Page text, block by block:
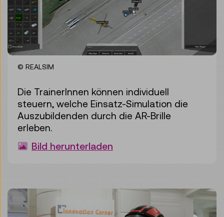
© REALSIM
Die TrainerInnen können individuell
steuern, welche Einsatz-Simulation die
Auszubildenden durch die AR-Brille
erleben.
Bild herunterladen